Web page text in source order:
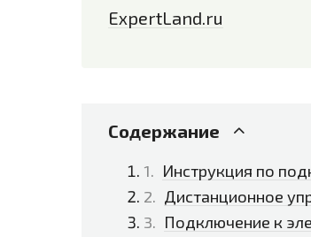
ExpertLand.ru
Содержание
Инструкция по
Дистанционное
Подключение к